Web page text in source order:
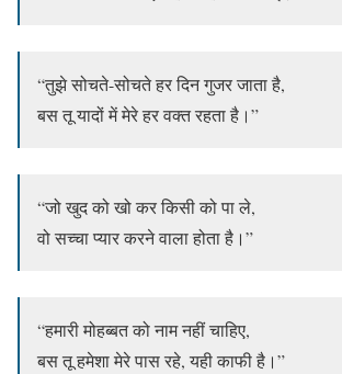
“तुझे सोचते-सोचते हर दिन गुजर जाता है,
बस तू यादों में मेरे हर वक्त रहता है।”
“जो खुद को खो कर किसी को पा ले,
वो सच्चा प्यार करने वाला होता है।”
“हमारी मोहब्बत को नाम नहीं चाहिए,
बस तू हमेशा मेरे पास रहे, यही काफी है।”